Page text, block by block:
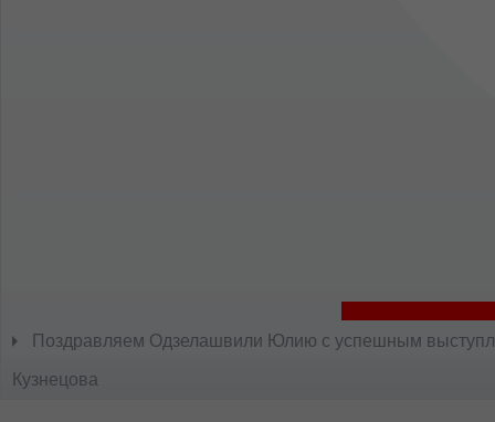
Поздравляем Одзелашвили Юлию с успешным
Кузнецова